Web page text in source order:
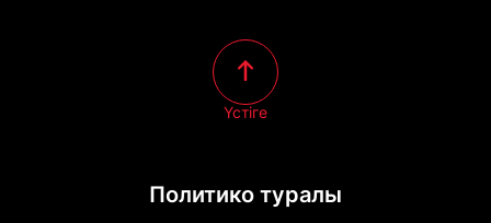
Политико туралы
Үстіге